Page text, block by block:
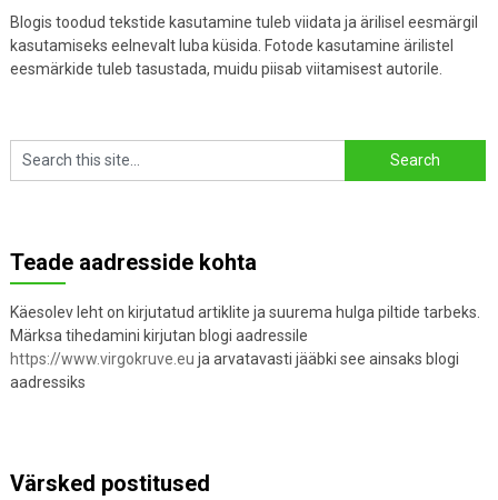
Blogis toodud tekstide kasutamine tuleb viidata ja ärilisel eesmärgil
kasutamiseks eelnevalt luba küsida. Fotode kasutamine ärilistel
eesmärkide tuleb tasustada, muidu piisab viitamisest autorile.
Teade aadresside kohta
Käesolev leht on kirjutatud artiklite ja suurema hulga piltide tarbeks.
Märksa tihedamini kirjutan blogi aadressile
https://www.virgokruve.eu ja arvatavasti jääbki see ainsaks blogi
aadressiks
Värsked postitused